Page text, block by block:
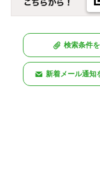
検索条件
新着メール通知